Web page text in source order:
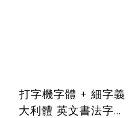
打字機字體 + 細字義
大利體 英文書法字帖